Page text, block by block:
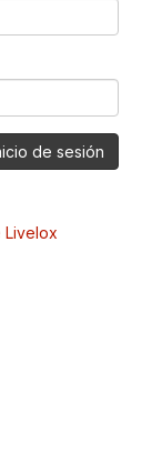
de sesión
Livelox